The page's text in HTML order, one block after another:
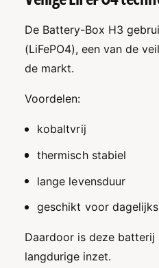
De Battery-Box H3
(LiFePO4), een van de
de markt.
Voordelen:
kobaltvrij
thermisch stabiel
lange levensduur
geschikt voor
Daardoor is deze
langdurige inzet.